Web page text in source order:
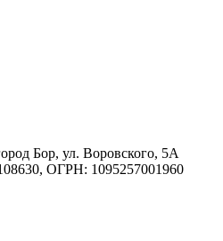
Бор, ул. Воровского, 5А
ОГРН: 1095257001960